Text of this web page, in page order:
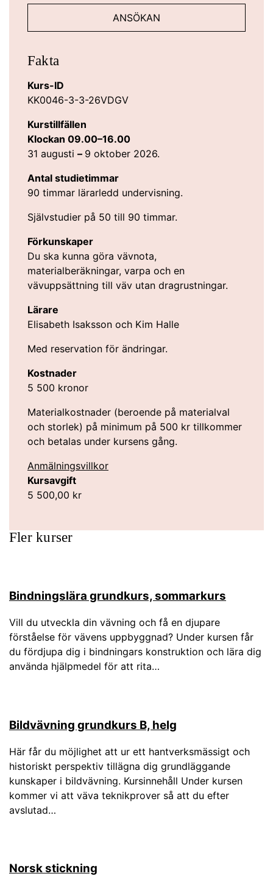
ANSÖKAN
Fakta
Kurs-ID
KK0046-3-3-26VDGV
Kurstillfällen
Klockan 09.00–16.00
31 augusti – 9 oktober 2026.
Antal studietimmar
90 timmar lärarledd undervisning.
Självstudier på 50 till 90 timmar.
Förkunskaper
Du ska kunna göra vävnota,
materialberäkningar, varpa och en
vävuppsättning till väv utan dragrustningar.
Lärare
Elisabeth Isaksson och Kim Halle
Med reservation för ändringar.
Kostnader
5 500 kronor
Materialkostnader (beroende på materialval
och storlek) på minimum på 500 kr tillkommer
och betalas under kursens gång.
Anmälningsvillkor
Kursavgift
5 500,00 kr
Fler kurser
Bindningslära grundkurs, sommarkurs
Vill du utveckla din vävning och få en djupare
förståelse för vävens uppbyggnad? Under kursen får
du fördjupa dig i bindningars konstruktion och lära dig
använda hjälpmedel för att rita…
Bildvävning grundkurs B, helg
Här får du möjlighet att ur ett hantverksmässigt och
historiskt perspektiv tillägna dig grundläggande
kunskaper i bildvävning. Kursinnehåll Under kursen
kommer vi att väva teknikprover så att du efter
avslutad…
Norsk stickning